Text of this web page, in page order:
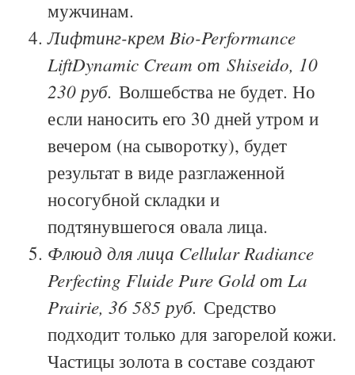
мужчинам.
Лифтинг-крем Bio-Performance
LiftDynamic Cream от Shiseido, 10
230 руб. Волшебства не будет. Но
если наносить его 30 дней утром и
вечером (на сыворотку), будет
результат в виде разглаженной
носогубной складки и
подтянувшегося овала лица.
Флюид для лица Cellular Radiance
Perfecting Fluide Pure Gold от La
Prairie, 36 585 руб. Средство
подходит только для загорелой кожи.
Частицы золота в составе создают